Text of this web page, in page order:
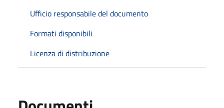
Ufficio responsabile del documento
Formati disponibili
Licenza di distribuzione